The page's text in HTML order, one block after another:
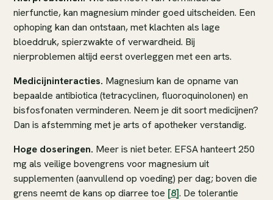
nierfunctie, kan magnesium minder goed uitscheiden. Een
ophoping kan dan ontstaan, met klachten als lage
bloeddruk, spierzwakte of verwardheid. Bij
nierproblemen altijd eerst overleggen met een arts.
Medicijninteracties. Magnesium kan de opname van
bepaalde antibiotica (tetracyclinen, fluoroquinolonen) en
bisfosfonaten verminderen. Neem je dit soort medicijnen?
Dan is afstemming met je arts of apotheker verstandig.
Hoge doseringen. Meer is niet beter. EFSA hanteert 250
mg als veilige bovengrens voor magnesium uit
supplementen (aanvullend op voeding) per dag; boven die
grens neemt de kans op diarree toe [8]. De tolerantie